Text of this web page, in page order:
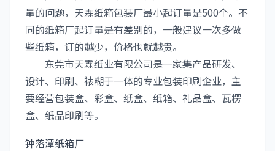
量的问题，天霖纸箱包装厂最小起订量是500个。不
同的纸箱厂起订量是有差别的，一般建议一次多做
些纸箱，订的越少，价格也就越贵。
东莞市天霖纸业有限公司是一家集产品研发、
设计、印刷、裱糊于一体的专业包装印刷企业，主
要经营包装盒、彩盒、纸盒、纸箱、礼品盒、瓦楞
盒、纸品印刷等。
钟落潭纸箱厂